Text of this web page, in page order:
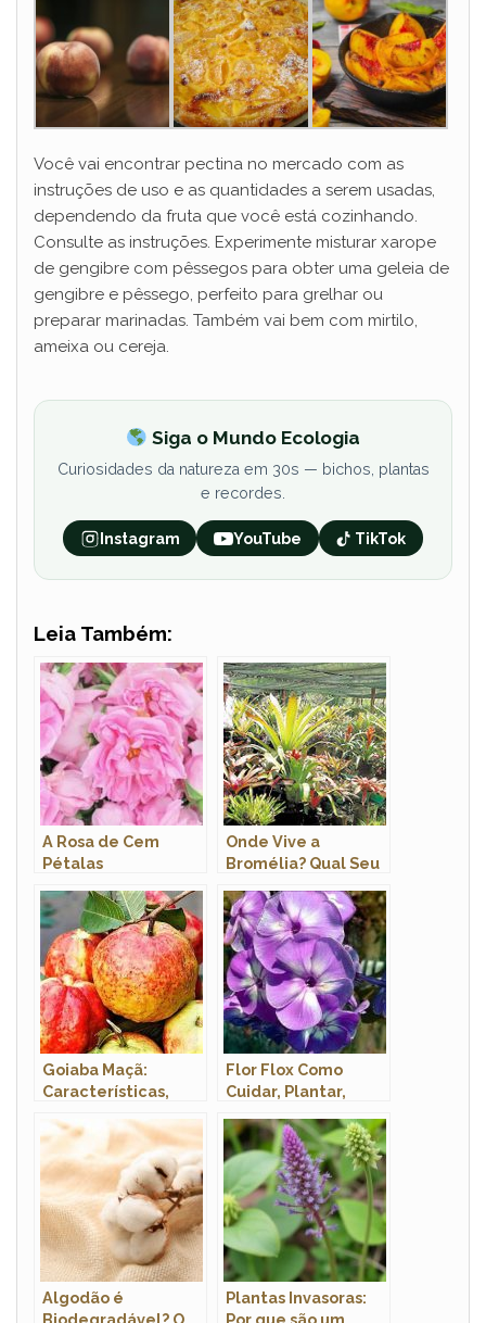
Você vai encontrar pectina no mercado com as
instruções de uso e as quantidades a serem usadas,
dependendo da fruta que você está cozinhando.
Consulte as instruções. Experimente misturar xarope
de gengibre com pêssegos para obter uma geleia de
gengibre e pêssego, perfeito para grelhar ou
preparar marinadas. Também vai bem com mirtilo,
ameixa ou cereja.
Siga o Mundo Ecologia
Curiosidades da natureza em 30s — bichos, plantas
e recordes.
Instagram YouTube TikTok
Leia Também:
A Rosa de Cem
Pétalas
Onde Vive a
Bromélia? Qual Seu
Goiaba Maçã:
Características,
Fotos
Flor Flox Como
Cuidar, Plantar,
Algodão é
Biodegradável? O
Plantas Invasoras:
Por que são um